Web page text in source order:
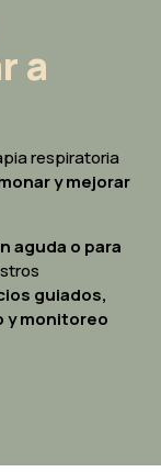
a
respiratoria
y mejorar
aguda o para
guiados,
y monitoreo